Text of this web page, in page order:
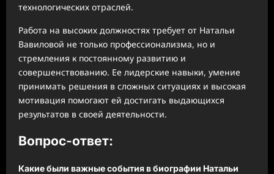
технологических отраслей.
Работа на высоких должностях требует от Натальи
Вавиловой не только профессионализма, но и
стремления к постоянному развитию и
совершенствованию. Ее лидерские навыки, умение
принимать решения в сложных ситуациях и высокая
мотивация помогают ей достигать выдающихся
результатов в своей деятельности.
Вопрос-ответ:
Какие были важные события в биографии Натальи